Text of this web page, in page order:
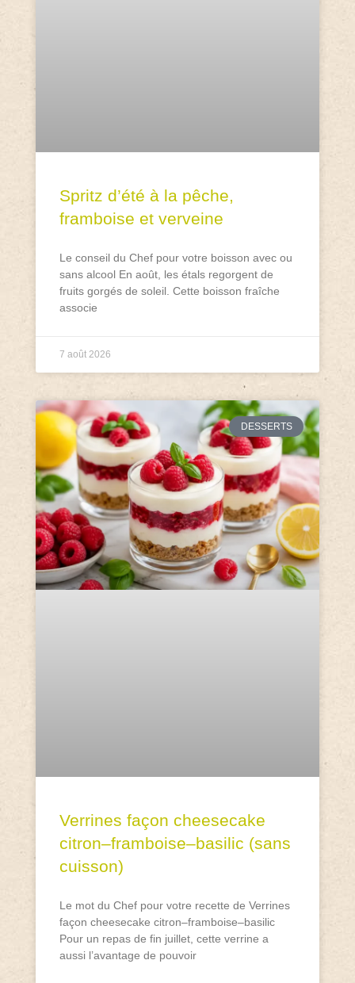
Spritz d’été à la pêche,
framboise et verveine
Le conseil du Chef pour votre boisson avec ou
sans alcool En août, les étals regorgent de
fruits gorgés de soleil. Cette boisson fraîche
associe
7 août 2026
DESSERTS
Verrines façon cheesecake
citron–framboise–basilic (sans
cuisson)
Le mot du Chef pour votre recette de Verrines
façon cheesecake citron–framboise–basilic
Pour un repas de fin juillet, cette verrine a
aussi l’avantage de pouvoir